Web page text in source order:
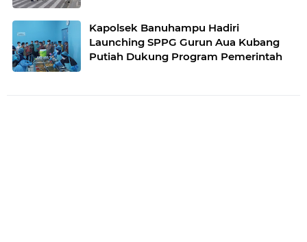
Kapolsek Banuhampu Hadiri
Launching SPPG Gurun Aua Kubang
Putiah Dukung Program Pemerintah